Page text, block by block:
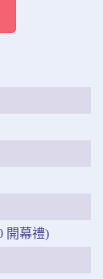
開幕禮)